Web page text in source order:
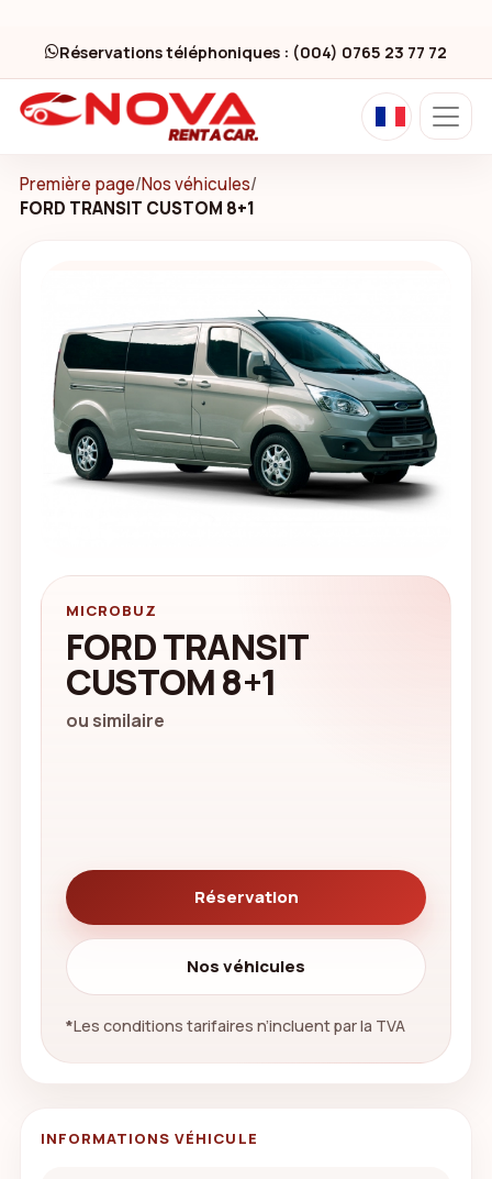
Réservations téléphoniques : (004) 0765 23 77 72
Première page/Nos véhicules/
FORD TRANSIT CUSTOM 8+1
MICROBUZ
FORD TRANSIT
CUSTOM 8+1
ou similaire
Réservation
Nos véhicules
*Les conditions tarifaires n’incluent par la TVA
INFORMATIONS VÉHICULE